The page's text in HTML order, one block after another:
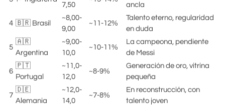
7,50
ancla
4 🇧🇷 Brasil
~8,00-
9,00
~11-12%
Talento eterno, regularidad
en duda
5
🇦🇷
Argentina
~9,00-
10,0
~10-11%
La campeona, pendiente
de Messi
6
🇵🇹
Portugal
~11,0-
12,0
~8-9%
Generación de oro, vitrina
pequeña
7
🇩🇪
Alemania
~12,0-
14,0
~7-8%
En reconstrucción, con
talento joven